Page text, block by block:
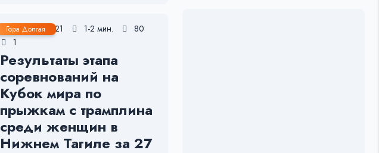
Гора Долгая
28 Ноя, 2021 1-2 мин.
80
1
Результаты этапа
соревнований на
Кубок мира по
прыжкам с трамплина
среди женщин в
Нижнем Тагиле за 27